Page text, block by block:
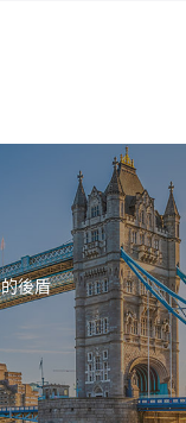
後盾